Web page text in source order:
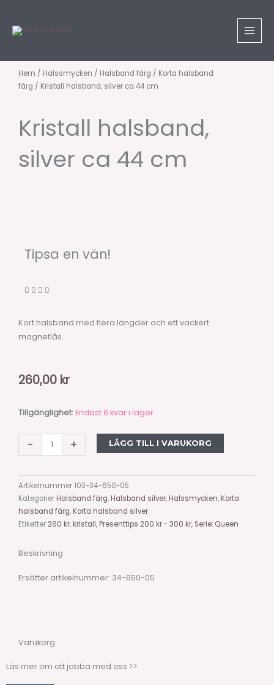
innehåll
Hem / Halssmycken / Halsband färg / Korta halsband
färg / Kristall halsband, silver ca 44 cm
Kristall halsband,
silver ca 44 cm
Tipsa en vän!
Kort halsband med flera längder och ett vackert
magnetlås.
260,00 kr
Tillgänglighet:Endast 6 kvar i lager
-
Kristall
ca
cm
mängd
+ LÄGG TILL I VARUKORG
Artikelnummer103-34-650-05
Kategorier Halsband färg, Halsband silver, Halssmycken, Korta
halsband färg, Korta halsband silver
Etiketter 260 kr, kristall, Presenttips 200 kr - 300 kr, Serie: Queen
Beskrivning
Ersätter artikelnummer: 34-650-05
Varukorg
Läs mer om att jobba med oss >>